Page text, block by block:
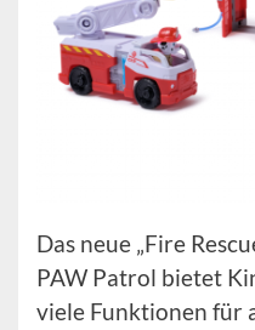
Das neue „Fire
PAW Patrol bietet
viele Funktionen für